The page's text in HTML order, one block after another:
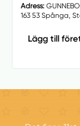
Adress:
163 53 Spånga,
Lägg till